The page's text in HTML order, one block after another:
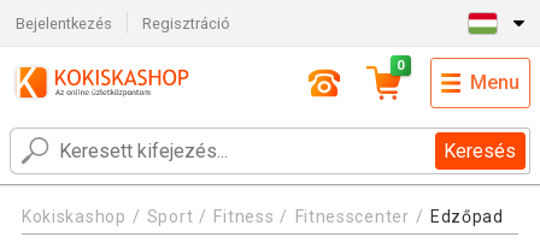
Bejelentkezés Regisztráció
Keresés
0
Menu
Kokiskashop Sport Fitness Fitnesscenter Edzőpad